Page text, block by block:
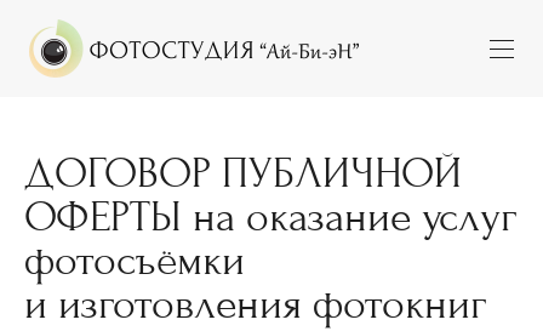
ДОГОВОР ПУБЛИЧНОЙ
ОФЕРТЫ на оказание услуг
фотосъёмки
и изготовления фотокниг